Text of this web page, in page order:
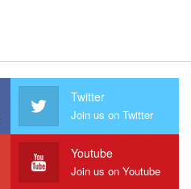
Twitter
Join us on Twitter
Youtube
Join us on Youtube